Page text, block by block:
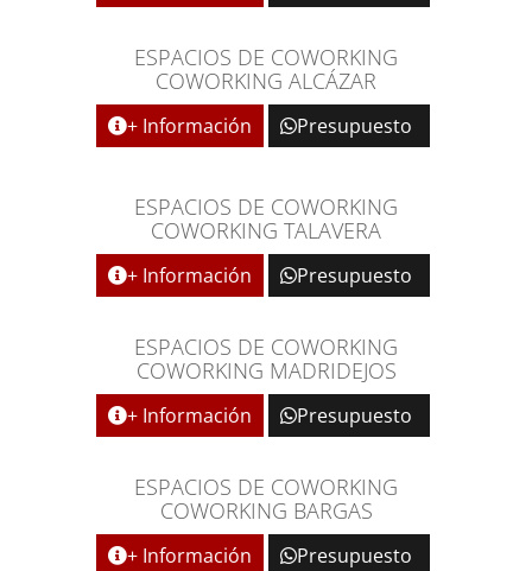
ESPACIOS DE COWORKING
COWORKING ALCÁZAR
+ Información Presupuesto
ESPACIOS DE COWORKING
COWORKING TALAVERA
+ Información Presupuesto
ESPACIOS DE COWORKING
COWORKING MADRIDEJOS
+ Información Presupuesto
ESPACIOS DE COWORKING
COWORKING BARGAS
+ Información Presupuesto